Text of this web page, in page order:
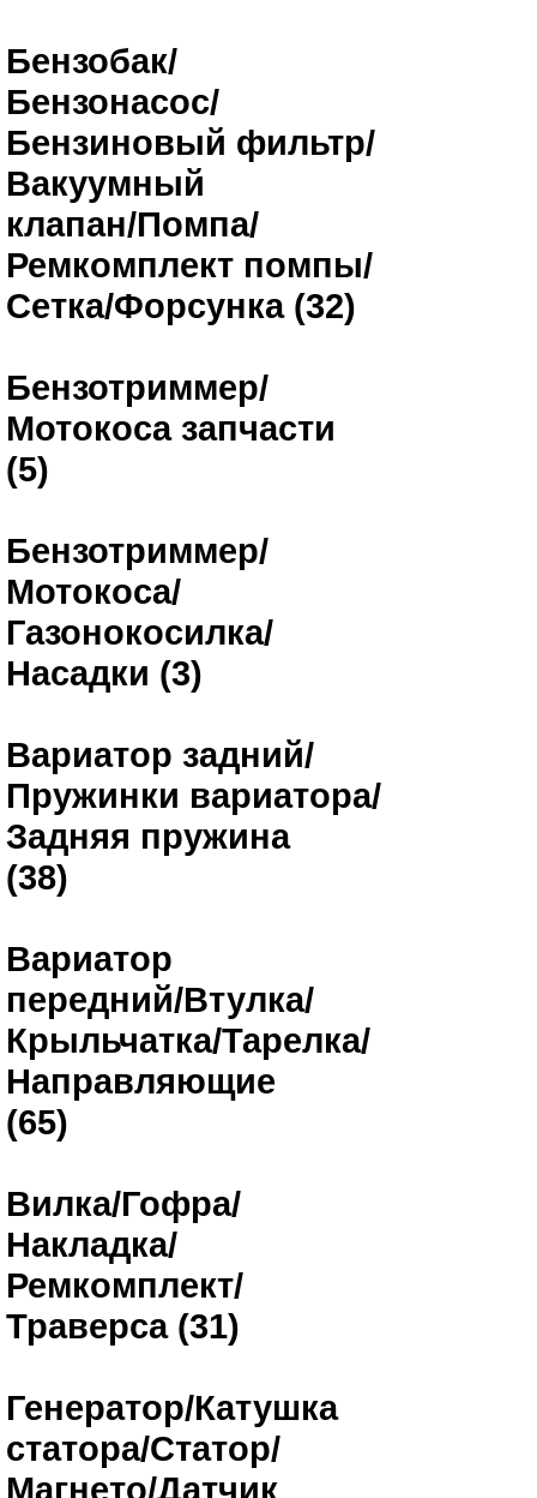
Бензобак/
Бензонасос/
Бензиновый фильтр/
Вакуумный
клапан/Помпа/
Ремкомплект помпы/
Сетка/Форсунка (32)
Бензотриммер/
Мотокоса запчасти
(5)
Бензотриммер/
Мотокоса/
Газонокосилка/
Насадки (3)
Вариатор задний/
Пружинки вариатора/
Задняя пружина
(38)
Вариатор
передний/Втулка/
Крыльчатка/Тарелка/
Направляющие
(65)
Вилка/Гофра/
Накладка/
Ремкомплект/
Траверса (31)
Генератор/Катушка
статора/Статор/
Магнето/Датчик